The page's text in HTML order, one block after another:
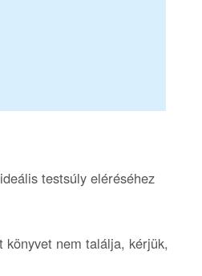
testsúly eléréséhez
nem találja, kérjük,